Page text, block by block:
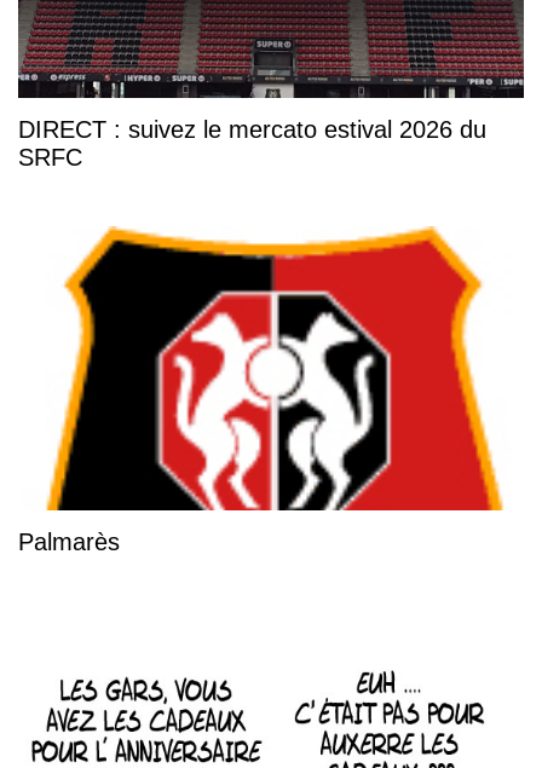
DIRECT : suivez le mercato estival 2026 du
SRFC
Palmarès